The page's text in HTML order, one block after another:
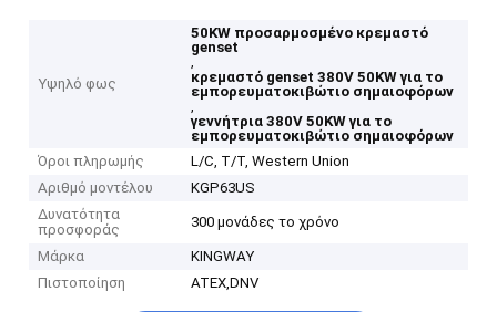
Υψηλό φως
50KW προσαρμοσμένο κρεμαστό
genset
,
κρεμαστό genset 380V 50KW για το
εμπορευματοκιβώτιο σημαιοφόρων
,
γεννήτρια 380V 50KW για το
εμπορευματοκιβώτιο σημαιοφόρων
Όροι πληρωμής
L/C, T/T, Western Union
Αριθμό μοντέλου
KGP63US
Δυνατότητα
προσφοράς
300 μονάδες το χρόνο
Μάρκα
KINGWAY
Πιστοποίηση
ATEX,DNV